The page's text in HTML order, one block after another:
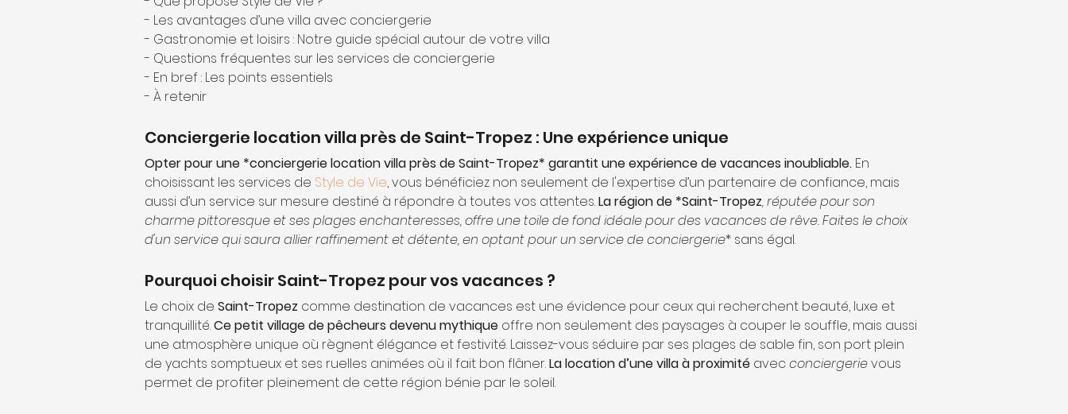
- Les avantages d’une villa avec conciergerie
- Gastronomie et loisirs : Notre guide spécial autour de votre villa
- Questions fréquentes sur les services de conciergerie
- En bref : Les points essentiels
- À retenir
Conciergerie location villa près de Saint-Tropez : Une expérience unique
Opter pour une *conciergerie location villa près de Saint-Tropez* garantit une expérience de vacances inoubliable. En
choisissant les services de Style de Vie, vous bénéficiez non seulement de l'expertise d’un partenaire de confiance, mais
aussi d’un service sur mesure destiné à répondre à toutes vos attentes. La région de *Saint-Tropez, réputée pour son
charme pittoresque et ses plages enchanteresses, offre une toile de fond idéale pour des vacances de rêve. Faites le choix
d'un service qui saura allier raffinement et détente, en optant pour un service de conciergerie* sans égal.
Pourquoi choisir Saint-Tropez pour vos vacances ?
Le choix de Saint-Tropez comme destination de vacances est une évidence pour ceux qui recherchent beauté, luxe et
tranquillité. Ce petit village de pêcheurs devenu mythique offre non seulement des paysages à couper le souffle, mais aussi
une atmosphère unique où règnent élégance et festivité. Laissez-vous séduire par ses plages de sable fin, son port plein
de yachts somptueux et ses ruelles animées où il fait bon flâner. La location d’une villa à proximité avec conciergerie vous
permet de profiter pleinement de cette région bénie par le soleil.